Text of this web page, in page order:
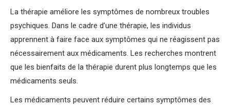
La thérapie améliore les symptômes de nombreux troubles
psychiques. Dans le cadre d’une thérapie, les individus
apprennent à faire face aux symptômes qui ne réagissent pas
nécessairement aux médicaments. Les recherches montrent
que les bienfaits de la thérapie durent plus longtemps que les
médicaments seuls.
Les médicaments peuvent réduire certains symptômes des